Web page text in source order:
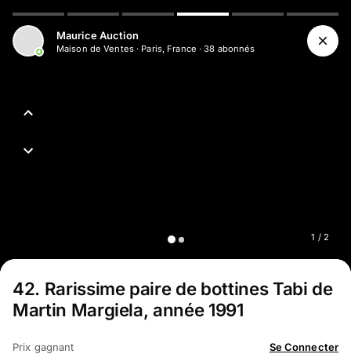
1 / 2
Maurice Auction
Maison de Ventes· Paris, France ·38 abonnés
42. Rarissime paire de bottines Tabi de
Martin Margiela, année 1991
Prix gagnant Se Connecter